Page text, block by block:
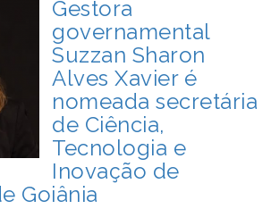
Gestora
governamental
Suzzan Sharon
Alves Xavier é
nomeada secretária
de Ciência,
Tecnologia e
Inovação de
Goiânia